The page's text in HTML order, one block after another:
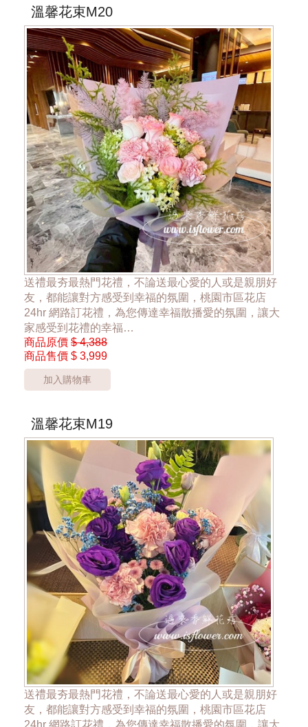
溫馨花束M20
送禮最夯最熱門花禮，不論送最心愛的人或是親朋好
友，都能讓對方感受到幸福的氛圍，桃園市區花店
24hr 網路訂花禮，為您傳達幸福散播愛的氛圍，讓大
家感受到花禮的幸福
*桃園區以外酌收運費350元*
**此商品只提供桃園市內運送**
***花材依當季花材實際狀況調整***
商品原價 $ 4,388
商品售價 $ 3,999
加入購物車
溫馨花束M19
送禮最夯最熱門花禮，不論送最心愛的人或是親朋好
友，都能讓對方感受到幸福的氛圍，桃園市區花店